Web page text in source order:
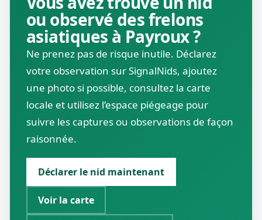
ou observé des frelons
asiatiques à Payroux ?
Ne prenez pas de risque inutile. Déclarez
votre observation sur SignalNids, ajoutez
une photo si possible, consultez la carte
locale et utilisez l’espace piégeage pour
suivre les captures ou observations de façon
raisonnée.
Déclarer le nid maintenant
Voir la carte